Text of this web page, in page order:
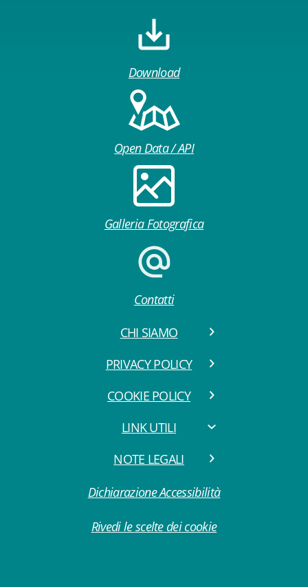
Download
Open Data / API
Galleria Fotografica
Contatti
CHI SIAMO
PRIVACY POLICY
COOKIE POLICY
LINK UTILI
NOTE LEGALI
Dichiarazione Accessibilità
Rivedi le scelte dei cookie